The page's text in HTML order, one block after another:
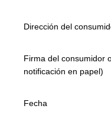
Dirección del
Firma del consumidor
notificación en papel)
Fecha